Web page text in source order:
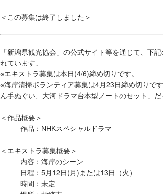
＜この募集は終了しました＞
「新潟県観光協会」の公式サイト等を通じて、下
れています。
※エキストラ募集は本日(4/6)締め切りです。
※海岸清掃ボランティア募集は4月23日締め切りで
ん手ぬぐい、大河ドラマ台本型ノートのセット」だ
＜作品概要＞
作品：NHKスペシャルドラマ
＜エキストラ募集概要＞
内容：海岸のシーン
日程：5月12日(月)または13日（火）
時間：未定